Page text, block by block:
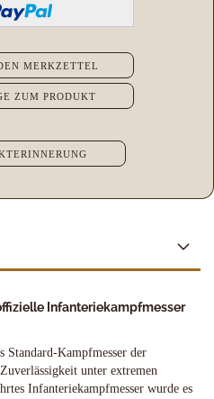
MERKZETTEL
ZUM PRODUKT
Infanteriekampfmesser
Kampfmesser der
unter extremen
Infanteriekampfmesser wurde es